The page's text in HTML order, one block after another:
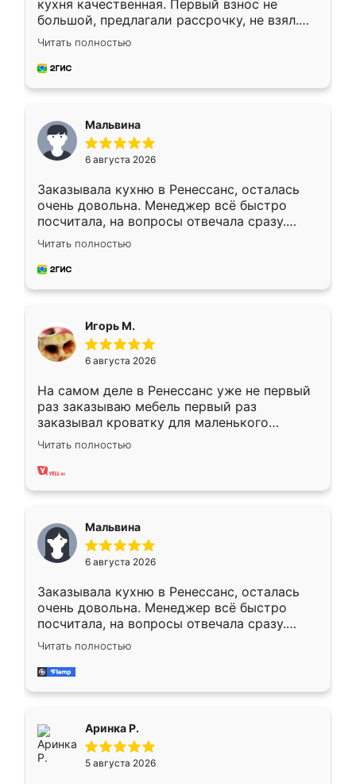
кухня качественная. Первый взнос не
большой, предлагали рассрочку, не взял.
Ждал меньше месяца, сборщик с прямыми
руками. По цене вышло адекватно.
Рекомендую!
Читать полностью
Мальвина
6 августа 2026
Заказывала кухню в Ренессанс, осталась
очень довольна. Менеджер всё быстро
посчитала, на вопросы отвечала сразу.
Замерщик приехал в субботу, подошёл к
делу со всей ответственностью. Собрали
за день, ребята работали аккуратно, даже
Читать полностью
Игорь М.
6 августа 2026
На самом деле в Ренессанс уже не первый
раз заказываю мебель первый раз
заказывал кроватку для маленького
ребёнка при его рождении ,во второй раз
заказал шкаф-купе. По качеству очень
хорошее сборка достаточно быстрая,
меньше, здесь же он более разнообразный.
Мне нравится ,если что-то потребуется из
мебели буду заказывать только здесь.
Читать полностью
Мальвина
6 августа 2026
Заказывала кухню в Ренессанс, осталась
очень довольна. Менеджер всё быстро
посчитала, на вопросы отвечала сразу.
Замерщик приехал в субботу, подошёл к
делу со всей ответственностью. Собрали
за день, ребята работали аккуратно, даже
Читать полностью
Аринка Р.
5 августа 2026